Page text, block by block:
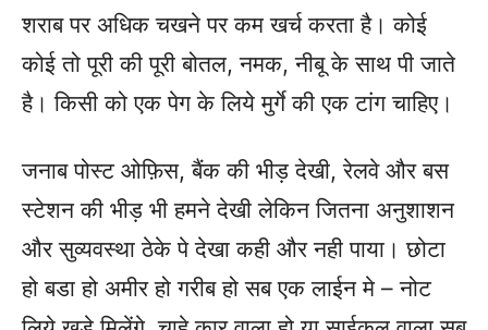
शराब पर अधिक चखने पर कम खर्च करता है। कोई
कोई तो पूरी की पूरी बोतल, नमक, नीबू के साथ पी जाते
है। किसी को एक पेग के लिये मुर्गे की एक टांग चाहिए।
जनाब पोस्ट ओफ़िस, बैंक की भीड़ देखी, रेलवे और बस
स्टेशन की भीड़ भी हमने देखी लेकिन जितना अनुशाशन
और सुव्यवस्था ठेके पे देखा कही और नही पाया। छोटा
हो बडा हो अमीर हो गरीब हो सब एक लाईन मे – नोट